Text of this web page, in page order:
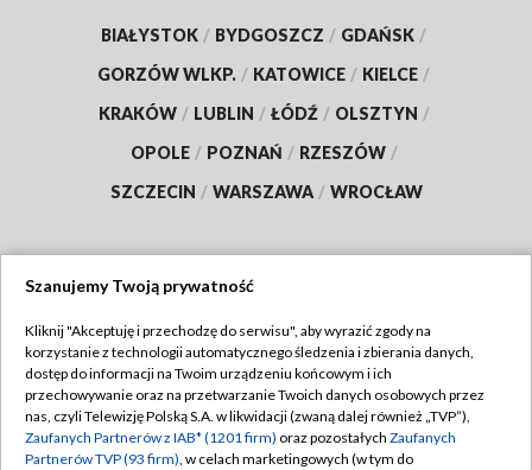
BIAŁYSTOK / BYDGOSZCZ / GDAŃSK /
GORZÓW WLKP. / KATOWICE / KIELCE /
KRAKÓW / LUBLIN / ŁÓDŹ / OLSZTYN /
OPOLE / POZNAŃ / RZESZÓW /
SZCZECIN / WARSZAWA / WROCŁAW
TVP
Abonament TVP
Emisja w TVP
Regulamin TVP
Polityka prywatności
Szanujemy Twoją prywatność
Kliknij "Akceptuję i przechodzę do serwisu", aby wyrazić zgody na
korzystanie z technologii automatycznego śledzenia i zbierania danych,
dostęp do informacji na Twoim urządzeniu końcowym i ich
przechowywanie oraz na przetwarzanie Twoich danych osobowych przez
nas, czyli Telewizję Polską S.A. w likwidacji (zwaną dalej również „TVP”),
Zaufanych Partnerów z IAB* (1201 firm) oraz pozostałych Zaufanych
Partnerów TVP (93 firm), w celach marketingowych (w tym do